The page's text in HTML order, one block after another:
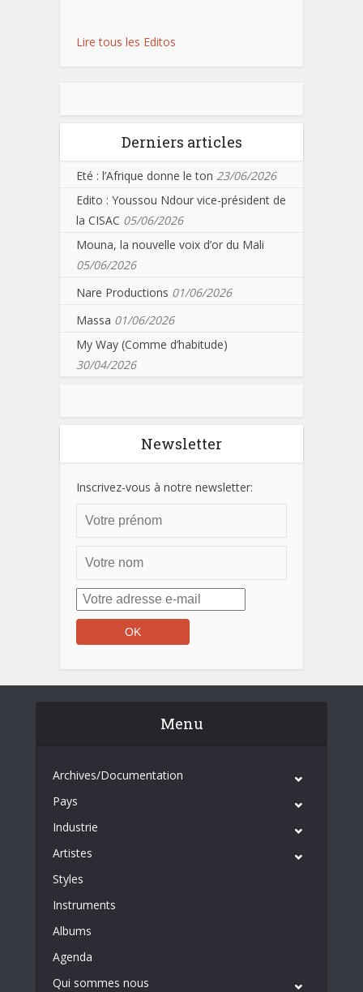
Lire tous les Editos
Derniers articles
Eté : l’Afrique donne le ton 23/06/2026
Edito : Youssou Ndour vice-président de
la CISAC 05/06/2026
Mouna, la nouvelle voix d’or du Mali
05/06/2026
Nare Productions 01/06/2026
Massa 01/06/2026
My Way (Comme d’habitude)
30/04/2026
Newsletter
Inscrivez-vous à notre newsletter:
Menu
Archives/Documentation
Pays
Industrie
Artistes
Styles
Instruments
Albums
Agenda
Qui sommes nous